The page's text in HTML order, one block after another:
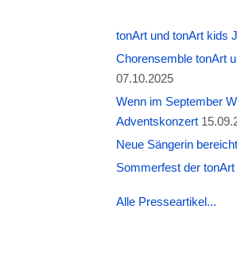
tonArt und tonArt kids
Chorensemble tonArt
07.10.2025
Wenn im September
Adventskonzert
Neue Sängerin
Sommerfest der
Alle Presseartikel...